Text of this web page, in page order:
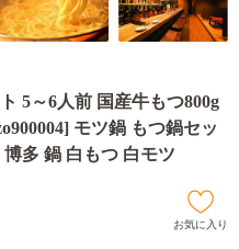
5～6人前 国産牛もつ800g
モツ鍋 もつ鍋セッ
博多 鍋 白もつ 白モツ
お気に入り